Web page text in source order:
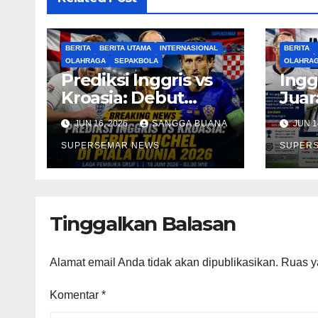
BERITA BERITA UTAMA
INTERNASIONAL
OLAHRAGA
SEPAKBOLA
Prediksi Inggris vs
Kroasia: Debut
Tuchel di Piala
Dunia 2026
JUN 16, 2026 SANGGA BUANA
SUPERSEMAR NEWS
BERITA
JUN
Tinggalkan Balasan
Alamat email Anda tidak akan dipublikasikan. Ruas
Komentar *